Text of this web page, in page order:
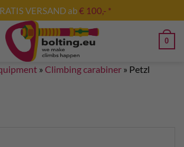
VERSAND ab€ 100,- *
0
» Climbing carabiner » Petzl